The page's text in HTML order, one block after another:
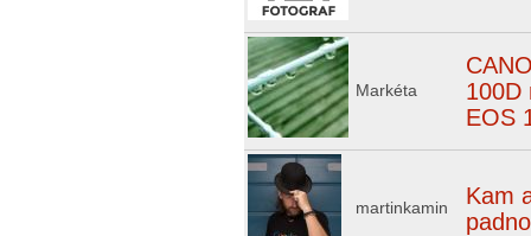
Markéta
100D
EOS
martinkamin
Kam